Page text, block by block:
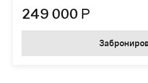
249 000 Р